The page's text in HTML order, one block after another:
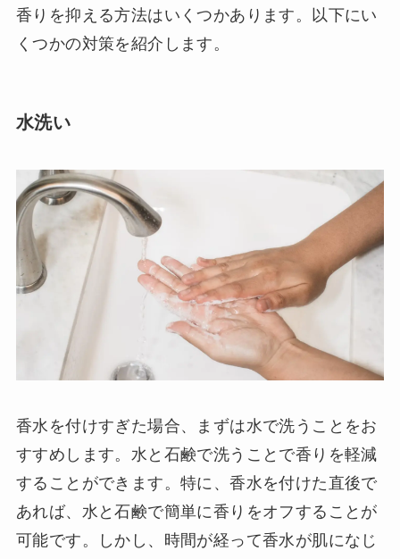
香りを抑える方法はいくつかあります。以下にい
くつかの対策を紹介します。
水洗い
香水を付けすぎた場合、まずは水で洗うことをお
すすめします。水と石鹸で洗うことで香りを軽減
することができます。特に、香水を付けた直後で
あれば、水と石鹸で簡単に香りをオフすることが
可能です。しかし、時間が経って香水が肌になじ